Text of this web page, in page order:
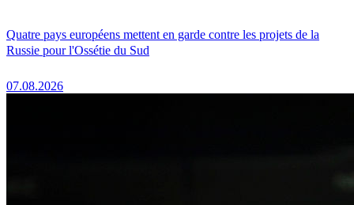
Quatre pays européens mettent en garde contre les projets de la
Russie pour l'Ossétie du Sud
07.08.2026